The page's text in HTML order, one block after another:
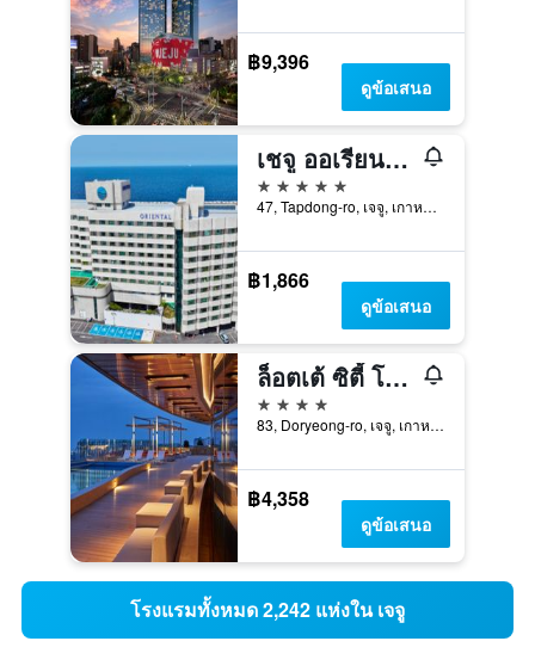
฿9,396
ดูข้อเสนอ
เชจู ออเรียนทัล โฮเทล แอนด์ คาสิโน
5 ดาว
47, Tapdong-ro, เจจู, เกาหลีใต้
฿1,866
ดูข้อเสนอ
ล็อตเต้ ซิตี้ โฮเทล เจจู แอร์พอร์ต
4 ดาว
83, Doryeong-ro, เจจู, เกาหลีใต้
฿4,358
ดูข้อเสนอ
โรงแรมทั้งหมด 2,242 แห่งใน เจจู